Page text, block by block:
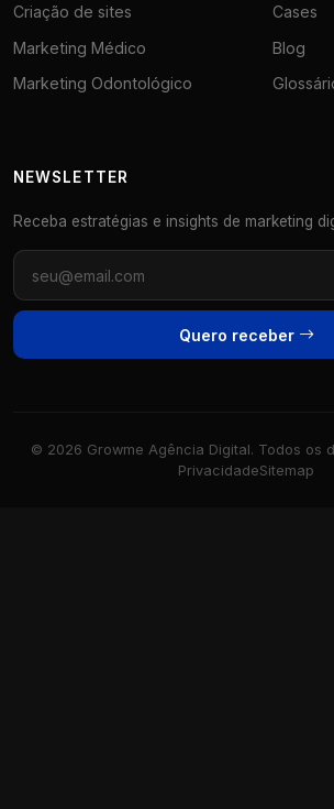
Criação de sites
Marketing Médico
Marketing Odontológico
Cases
Blog
NEWSLETTER
Receba estratégias e insights de marketing
Quero receber
© 2026 Growme Agência Digital. Todos os
PrivacidadeSitemap